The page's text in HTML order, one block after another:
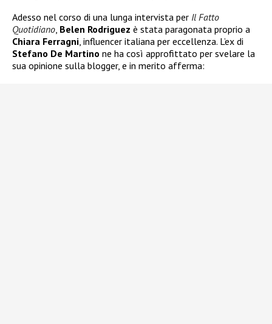
Adesso nel corso di una lunga intervista per Il Fatto
Quotidiano, Belen Rodriguez è stata paragonata proprio a
Chiara Ferragni, influencer italiana per eccellenza. L’ex di
Stefano De Martino ne ha così approfittato per svelare la
sua opinione sulla blogger, e in merito afferma: